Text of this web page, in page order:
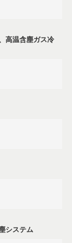
高温含塵ガス冷
システム